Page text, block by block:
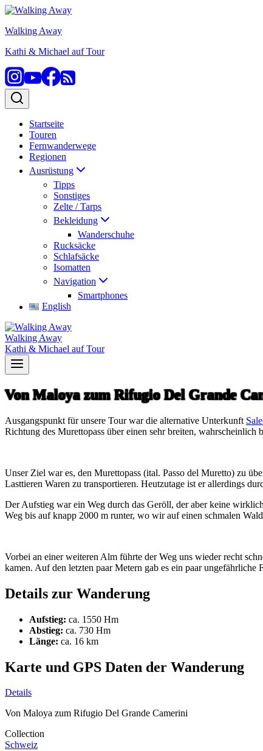
Zum
springen
Walking Away
Kathi & Michael auf Tour
Startseite
Touren
Fernwanderwege
Regionen
Ausrüstung
Tipps
Sonstiges
Zelte / Tarps
Bekleidung
Wanderschuhe
Rucksäcke
Schlafsäcke
Isomatten
Navigation
Smartphones
English
Walking Away
Kathi & Michael auf Tour
Von Maloya zum Rifugio Del Grande
Ausgangspunkt für unsere Tour war die alternative Unterkunft
Richtung des Murettopass über einen sehr breiten,
Unser Ziel war es, den Murettopass (ital. Passo del Muretto) zu
Lasttieren Waren zu transportieren. Heutzutage ist er allerdings
Der Aufstieg war ein Weg durch das Geröll, der aber keine
Weg bis auf knapp 2000 m runter, wo wir auf einen schmalen
Vorbei an einer weiteren Alm führte der Weg uns wieder recht
kamen. Auf den letzten paar Metern gab es ein paar
Details zur Wanderung
Aufstieg: ca. 1550 Hm
Abstieg: ca. 730 Hm
Länge: ca. 16 km
Karte und GPS Daten der Wanderung
Details
Von Maloya zum Rifugio Del Grande Camerini
Collection
Schweiz